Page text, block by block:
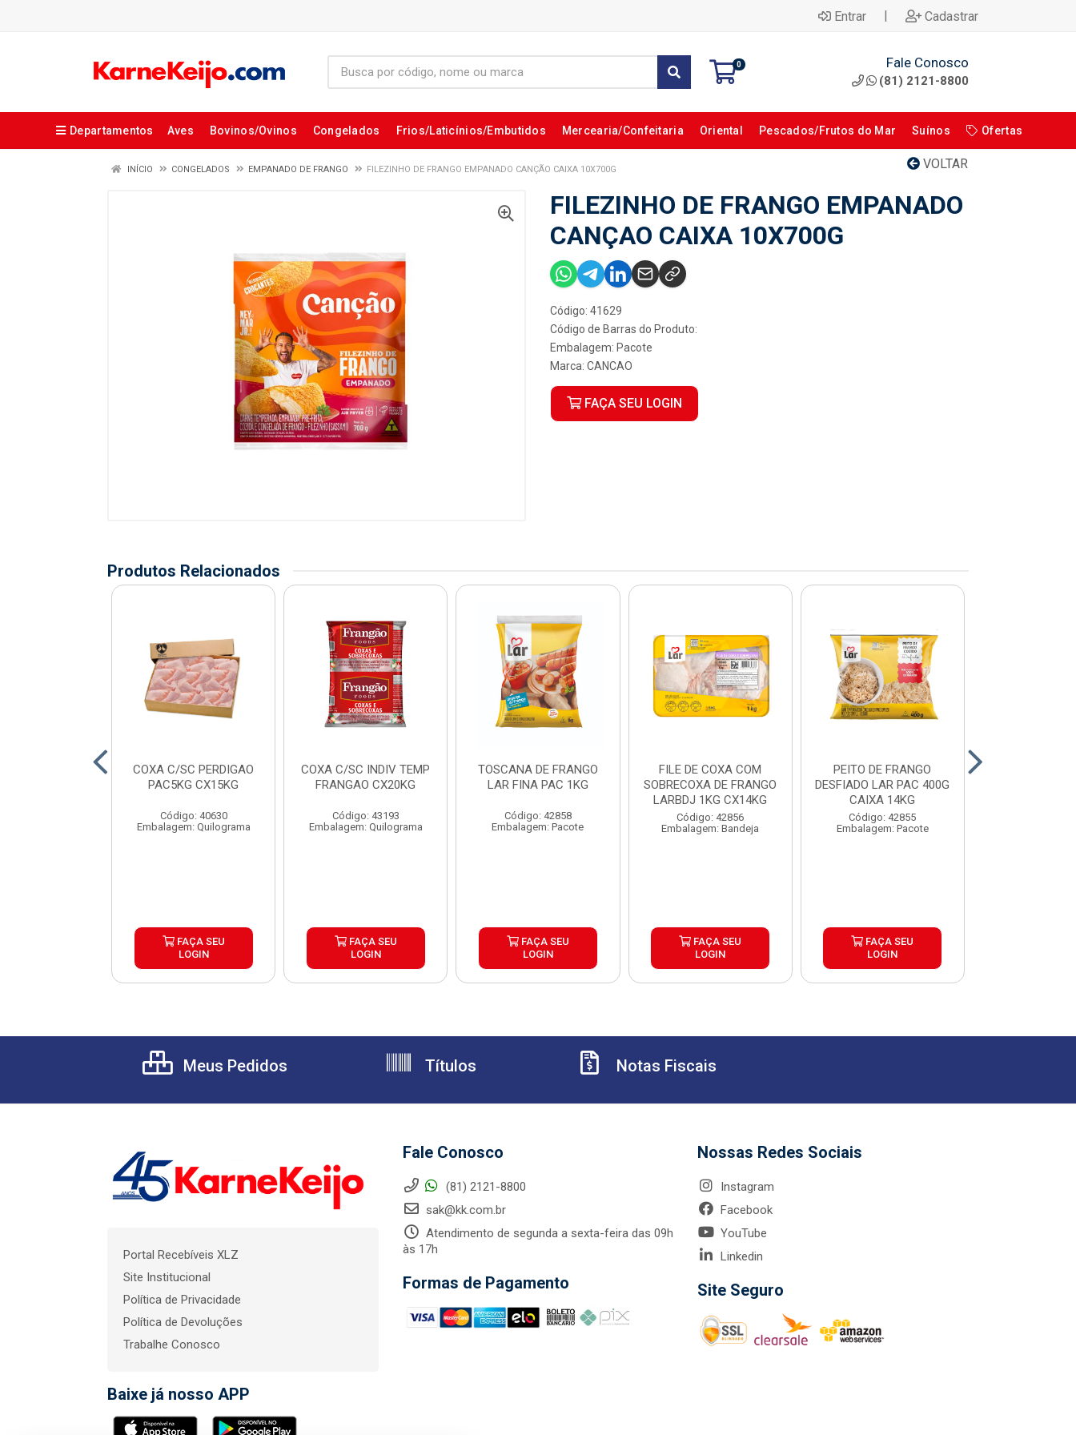
Entrar | Cadastrar
0 Fale Conosco
(81) 2121-8800
Departamentos Aves Bovinos/Ovinos Congelados Frios/Laticínios/Embutidos Mercearia/Confeitaria Oriental Pescados/Frutos do Mar Suínos Ofertas
VOLTAR
INÍCIO CONGELADOS EMPANADO DE FRANGO FILEZINHO DE FRANGO EMPANADO CANÇÃO CAIXA 10X700G
FILEZINHO DE FRANGO EMPANADO
CANÇAO CAIXA 10X700G
Código: 41629
Código de Barras do Produto:
Embalagem: Pacote
Marca: CANCAO
FAÇA SEU LOGIN
Produtos Relacionados
COXA C/SC PERDIGAO
PAC5KG CX15KG
Código: 40630
Embalagem: Quilograma
FAÇA SEU
LOGIN
COXA C/SC INDIV TEMP
FRANGAO CX20KG
Código: 43193
Embalagem: Quilograma
FAÇA SEU
LOGIN
TOSCANA DE FRANGO
LAR FINA PAC 1KG
Código: 42858
Embalagem: Pacote
FAÇA SEU
LOGIN
FILE DE COXA COM
SOBRECOXA DE FRANGO
LARBDJ 1KG CX14KG
Código: 42856
Embalagem: Bandeja
FAÇA SEU
LOGIN
PEITO DE FRANGO
DESFIADO LAR PAC 400G
CAIXA 14KG
Código: 42855
Embalagem: Pacote
FAÇA SEU
LOGIN
Meus Pedidos Títulos Notas Fiscais
Portal Recebíveis XLZ
Site Institucional
Política de Privacidade
Política de Devoluções
Trabalhe Conosco
Baixe já nosso APP
Fale Conosco
(81) 2121-8800
sak@kk.com.br
Atendimento de segunda a sexta-feira das 09h
às 17h
Formas de Pagamento
Nossas Redes Sociais
Instagram
Facebook
YouTube
Linkedin
Site Seguro